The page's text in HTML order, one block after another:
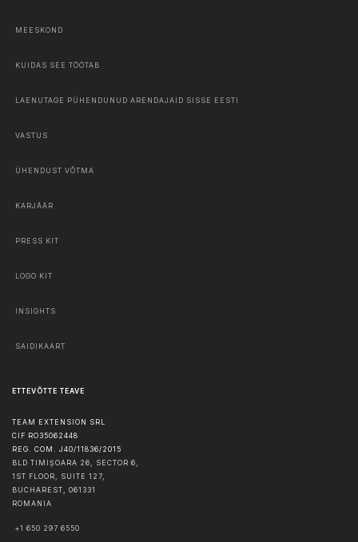
MEESKOND
KUIDAS SEE TÖÖTAB
LAENUTAGE PÜHENDUNUD ARENDAJAID SISSE EESTI
VASTUS
ÜHENDUST VÕTMA
KARJÄÄR
PRESS KIT
LOGO KIT
INSIGHTS
SAIDIKAART
ETTEVÕTTE TEAVE
TEAM EXTENSION SRL
CIF RO35062448
REG. COM. J40/11836/2015
BLD TIMIȘOARA 26, SECTOR 6,
1ST FLOOR, SUITE 127,
BUCHAREST, 061331
ROMANIA
+1 650 297 6550